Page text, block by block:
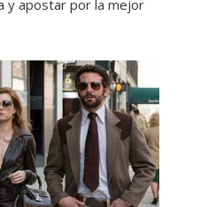
y apostar por la mejor